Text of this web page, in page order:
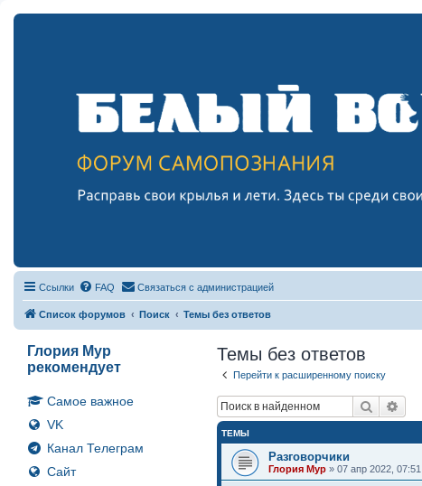
Ссылки FAQ Связаться с администрацией
Список форумов Поиск Темы без ответов
Глория Мур
рекомендует
Самое важное
VK
Канал Телеграм
Сайт
Темы без ответов
Перейти к расширенному поиску
Поиск
ТЕМЫ
Разговорчики
Глория Мур »07 апр 2022, 07:51